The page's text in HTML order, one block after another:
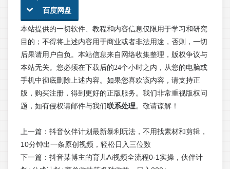
百度网盘
本站提供的一切软件、教程和内容信息仅限用于学习和研究
目的；不得将上述内容用于商业或者非法用途，否则，一切
后果请用户自负。本站信息来自网络收集整理，版权争议与
本站无关。您必须在下载后的24个小时之内，从您的电脑或
手机中彻底删除上述内容。如果您喜欢该内容，请支持正
版，购买注册，得到更好的正版服务。我们非常重视版权问
题，如有侵权请邮件与我们联系处理。敬请谅解！
上一篇： 抖音伙伴计划最新暴利玩法，不用找素材和剪辑，
10分钟出一条原创视频，轻松日入三位数
下一篇： 抖音某博主的育儿Ai视频全流程0-1实操，伙伴计